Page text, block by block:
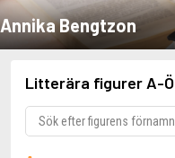
Annika Bengtzon
Litterära figurer A-Ö